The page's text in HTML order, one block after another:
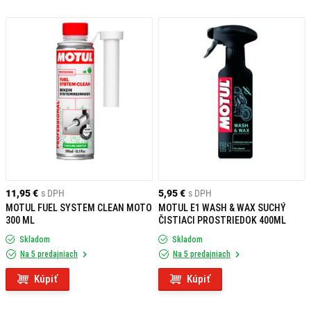
11,95 € s DPH
MOTUL FUEL SYSTEM CLEAN MOTO
300 ML
Skladom
Na 5 predajniach
Kúpiť
5,95 € s DPH
MOTUL E1 WASH & WAX SUCHÝ
ČISTIACI PROSTRIEDOK 400ML
Skladom
Na 5 predajniach
Kúpiť